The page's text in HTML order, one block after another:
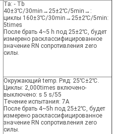
Ta: - Tb
40±3℃/30min→25±2℃/5min→:
циклы 160±3℃/30min→25±2℃/5min:
5times
После брать 4~5 h под 25±2℃, будет
измерено расклассифицированное
значение RN сопротивления zero
силы.
Окружающий temp. Ряд: 25℃±2℃.
Циклы: 2,000times включено-
выключено: s 5 s/55
Течение испытания: 7A
После брать 4~5h под 25±2℃, будет
измерено расклассифицированное
значение RN сопротивления zero
силы.